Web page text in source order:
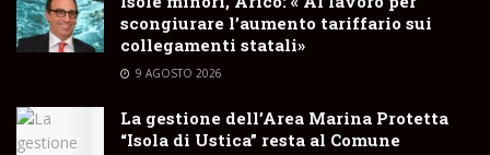
scongiurare l’aumento tariffario sui
collegamenti statali»
9 AGOSTO 2026
La gestione dell’Area Marina Protetta
“Isola di Ustica” resta al Comune